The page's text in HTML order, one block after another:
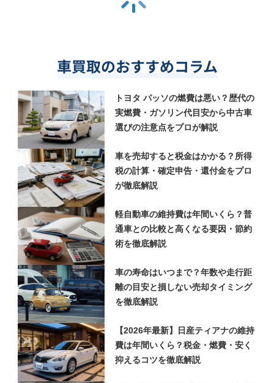
車買取のおすすめコラム
トヨタ パッソの燃費は悪い？歴代の
実燃費・ガソリン代目安から中古車
選びの注意点をプロが解説
車を売却すると税金はかかる？所得
税の計算・確定申告・還付金をプロ
が徹底解説
軽自動車の維持費は年間いくら？普
通車との比較と高くなる要因・節約
術を徹底解説
車の寿命はいつまで？年数や走行距
離の目安と損しない売却タイミング
を徹底解説
【2026年最新】日産ティアナの維持
費は年間いくら？税金・燃費・安く
抑えるコツを徹底解説